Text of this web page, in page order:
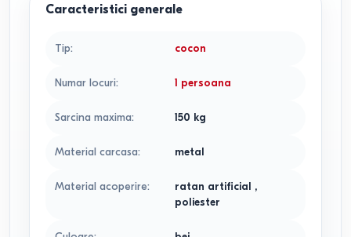
Caracteristici generale
Tip: cocon
Numar locuri: 1 persoana
Sarcina maxima: 150 kg
Material carcasa: metal
Material acoperire: ratan artificial ,
poliester